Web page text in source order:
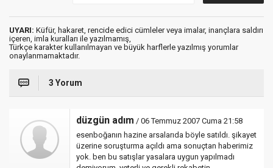
UYARI: Küfür, hakaret, rencide edici cümleler veya imalar, inançlara saldırı
içeren, imla kuralları ile yazılmamış,
Türkçe karakter kullanılmayan ve büyük harflerle yazılmış yorumlar
onaylanmamaktadır.
3 Yorum
düzgün adım / 06 Temmuz 2007 Cuma 21:58
esenboğanın hazine arsalarıda böyle satıldı. şikayet
üzerine soruşturma açıldı ama sonuçtan haberimiz
yok. ben bu satışlar yasalara uygun yapılmadı